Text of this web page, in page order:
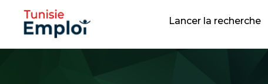
Lancer la recherche